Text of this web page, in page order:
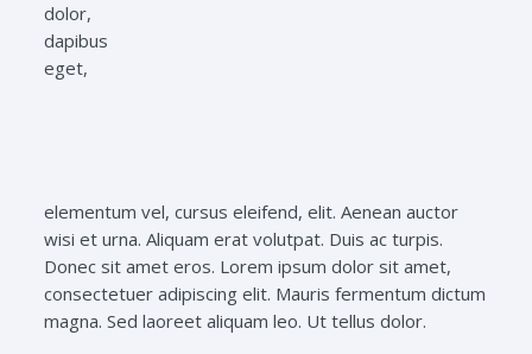
dolor,
dapibus
eget,
elementum vel, cursus eleifend, elit. Aenean auctor
wisi et urna. Aliquam erat volutpat. Duis ac turpis.
Donec sit amet eros. Lorem ipsum dolor sit amet,
consectetuer adipiscing elit. Mauris fermentum dictum
magna. Sed laoreet aliquam leo. Ut tellus dolor.